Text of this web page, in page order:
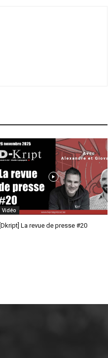
Vidéo
[Dkript] La revue de presse #20